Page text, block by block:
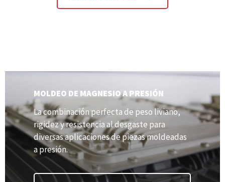
MOLDEO DE MAGNESIO A PRESIÓN
La combinación perfecta de peso liviano,
rigidez y resistencia al desgaste para
diversas aplicaciones de piezas moldeadas
a presión.